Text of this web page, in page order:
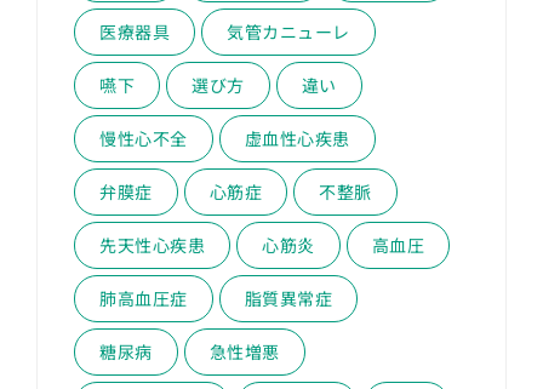
医療器具 気管カニューレ
嚥下 選び方 違い
慢性心不全 虚血性心疾患
弁膜症 心筋症 不整脈
先天性心疾患 心筋炎 高血圧
肺高血圧症 脂質異常症
糖尿病 急性増悪